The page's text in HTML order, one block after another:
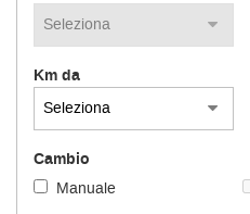
Km da
Cambio
Manuale